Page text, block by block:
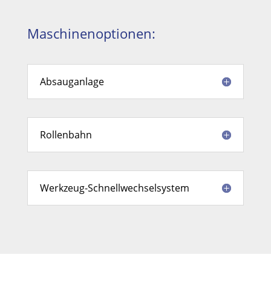
Maschinenoptionen:
Absauganlage
Rollenbahn
Werkzeug-Schnellwechselsystem